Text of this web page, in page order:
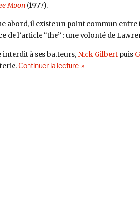
Moon(1977).
abord, il existe un point commun entre
de l’article “the” : une volonté de
interdit à ses batteurs, Nick Gilbertpuis
Continuer la lecturede « Ce qu’il faut